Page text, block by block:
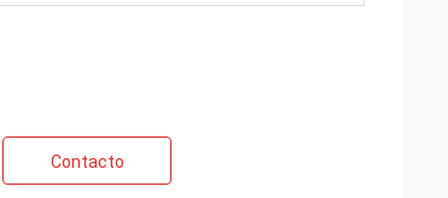
Contacto